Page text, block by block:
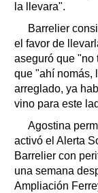
la llevara".
Barrelier
el favor de
aseguró que "no
que "ahí nomás,
arreglado, ya
vino para este
Agostina
activó el Alerta
Barrelier con
una semana
Ampliación